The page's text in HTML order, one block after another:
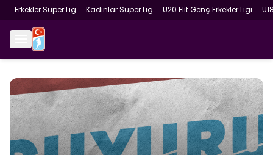
Erkekler Süper Lig Kadınlar Süper Lig U20 Elit Genç Erkekler Ligi